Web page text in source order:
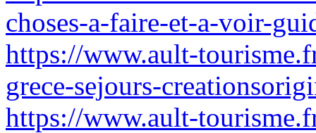
choses-a-faire-et-a-voir-
https://www.ault-
grece-sejours-
https://www.ault-